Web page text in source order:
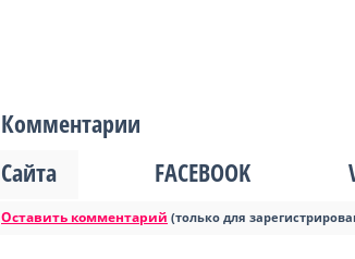
Комментарии
Сайта
FACEBOOK
Оставить комментарий (только для